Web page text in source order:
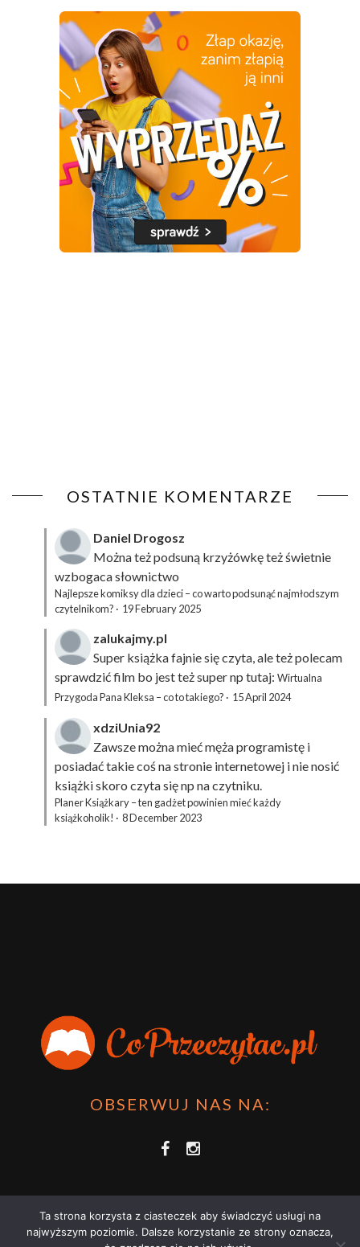
OSTATNIE KOMENTARZE
Daniel Drogosz
Można też podsuną krzyżówkęteż świetnie
wzbogaca słownictwo
Najlepsze komiksy dla dzieci – co warto podsunąć najmłodszym
czytelnikom? · 19 February 2025
zalukajmy.pl
Super książka fajnie się czyta, ale też polecam
sprawdzić film bo jest też super np tutaj: Wirtualna
Przygoda Pana Kleksa – co to takiego? · 15 April 2024
xdziUnia92
Zawsze można mieć męża programistę i
posiadać takie coś na stronie internetowej i nie nosić
książki skoro czyta się np na czytniku.
Planer Książkary – ten gadżet powinien mieć każdy
książkoholik! · 8 December 2023
OBSERWUJ NAS NA:
Ta strona korzysta z ciasteczek aby świadczyć usługi na
najwyższym poziomie. Dalsze korzystanie ze strony oznacza,